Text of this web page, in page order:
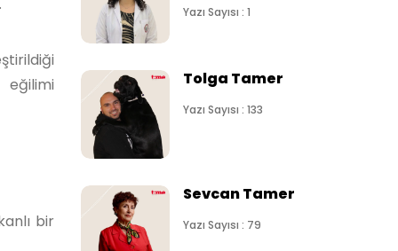
eğilimi
bir
Yazı Sayısı : 1
Tolga Tamer
Yazı Sayısı : 133
Sevcan Tamer
Yazı Sayısı : 79